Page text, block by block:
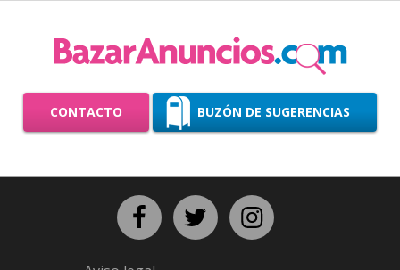
CONTACTO BUZÓN DE SUGERENCIAS
Facebook Twitter Instagram